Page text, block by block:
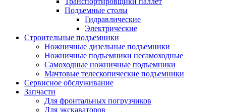
Подъемные столы
Гидравлические
Электрические
Строительные подъемники
Ножничные дизельные подъемники
Ножничные подъемники несамоходные
Самоходные ножничные подъемники
Мачтовые телескопические подъемники
Сервисное обслуживание
Запчасти
Для фронтальных погрузчиков
Для экскаваторов